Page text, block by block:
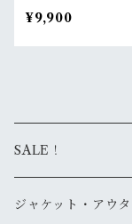
RankS
¥9,900
SALE！
ジャケット・アウ